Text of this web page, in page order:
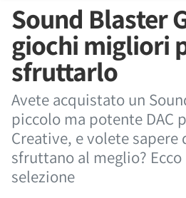
Sound Blaster
giochi migliori
sfruttarlo
Avete acquistato un
piccolo ma potente DAC
Creative, e volete
sfruttano al meglio?
selezione